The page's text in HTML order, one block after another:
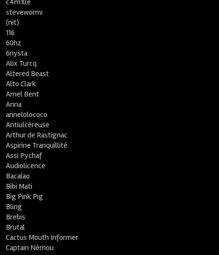
c4m1lle
stevewornv
(nit)
116
60hz
6nysta
Alix Turcq
Altered Beast
Alto Clark
Amel Bent
Anna
annelolococo
Antiulcéreuse
Arthur de Rastignac
Aspirine Tranquillité
Assi Pychaf
Audiolicence
Bacalao
Bibi Mati
Big Pink Pig
Bling
Brebis
Brutal
Cactus Mouth Informer
Captain Némou